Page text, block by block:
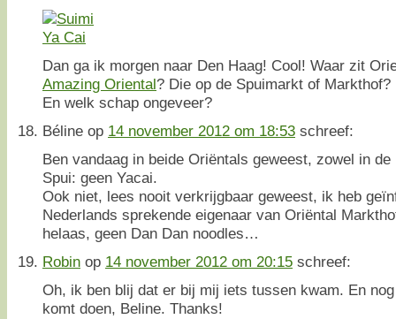
Dan ga ik morgen naar Den Haag! Cool! Waar zit
Amazing Oriental? Die op de Spuimarkt of Markthof?
En welk schap ongeveer?
Béline op 14 november 2012 om 18:53 schreef:
Ben vandaag in beide Oriëntals geweest, zowel in
Spui: geen Yacai.
Ook niet, lees nooit verkrijgbaar geweest, ik heb
Nederlands sprekende eigenaar van Oriëntal
helaas, geen Dan Dan noodles…
Robin op 14 november 2012 om 20:15 schreef:
Oh, ik ben blij dat er bij mij iets tussen kwam. En
komt doen, Beline. Thanks!